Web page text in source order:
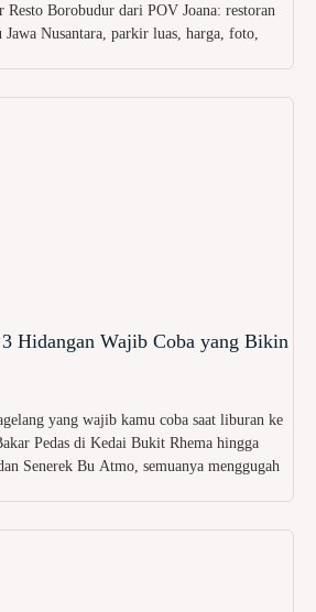
Resto Borobudur dari POV Joana: restoran
Nusantara, parkir luas, harga, foto,
Hidangan Wajib Coba yang Bikin
yang wajib kamu coba saat liburan ke
Pedas di Kedai Bukit Rhema hingga
Senerek Bu Atmo, semuanya menggugah